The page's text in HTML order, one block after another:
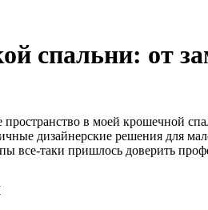
спальни: от
в моей крошечной
дизайнерские решения для
все-таки пришлось доверить